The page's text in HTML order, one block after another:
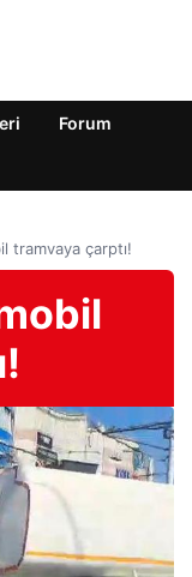
Forum
tramvaya çarptı!